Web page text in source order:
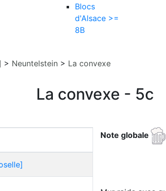
Blocs
d'Alsace >=
8B
> Neuntelstein > La convexe
La convexe - 5c
Note globale